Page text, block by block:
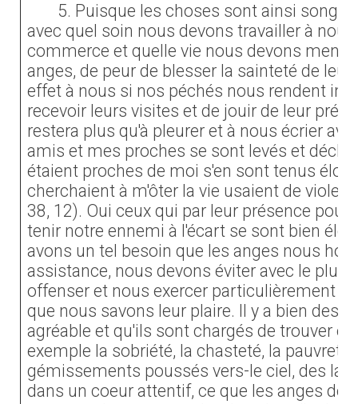
5. Puisque les choses sont ainsi
avec quel soin nous devons travailler à
commerce et quelle vie nous devons
anges, de peur de blesser la sainteté de
effet à nous si nos péchés nous rendent
recevoir leurs visites et de jouir de leur
restera plus qu'à pleurer et à nous écrier
amis et mes proches se sont levés et
étaient proches de moi s'en sont tenus
cherchaient à m'ôter la vie usaient de
38, 12). Oui ceux qui par leur présence
tenir notre ennemi à l'écart se sont bien
avons un tel besoin que les anges nous
assistance, nous devons éviter avec le plus
offenser et nous exercer particulièrement à
que nous savons leur plaire. Il y a bien des
agréable et qu'ils sont chargés de trouver
exemple la sobriété, la chasteté, la
gémissements poussés vers-le ciel, des
dans un coeur attentif, ce que les anges de